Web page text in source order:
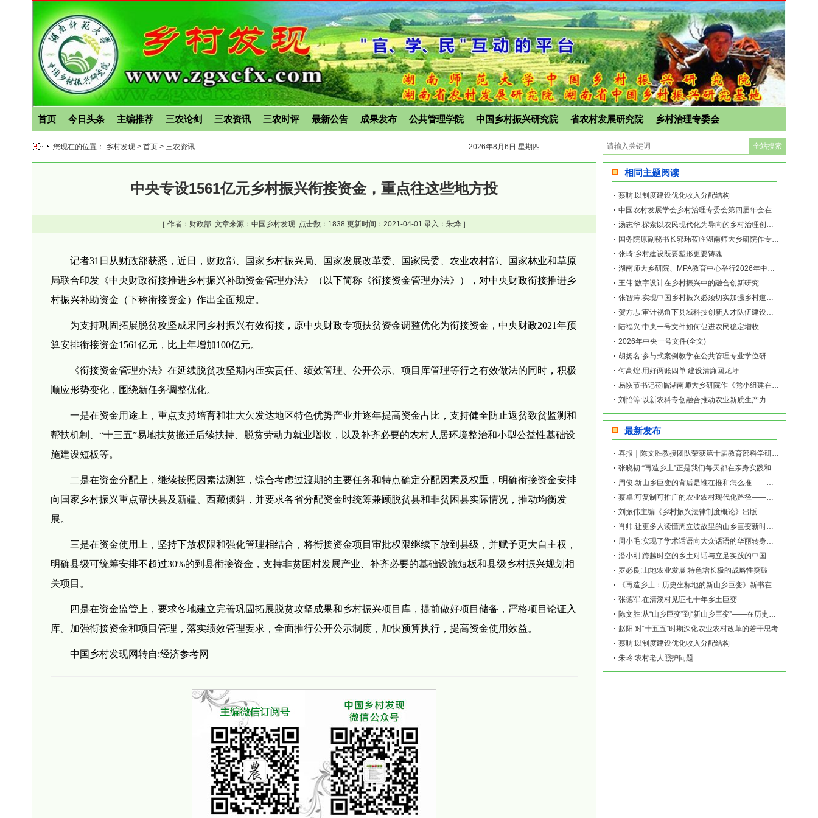
首页 今日头条 主编推荐 三农论剑 三农资讯 三农时评 最新公告 成果发布 公共管理学院 中国乡村振兴研究院 省农村发展研究院 乡村治理专委会
您现在的位置： 乡村发现 > 首页 > 三农资讯 2026年8月6日 星期四
中央专设1561亿元乡村振兴衔接资金，重点往这些地方投
［ 作者： 财政部文章来源：中国乡村发现 点击数： 1838 更新时间：2021-04-01 录入：朱烨 ］
记者31日从财政部获悉，近日，财政部、国家乡村振兴局、国家发展改革委、国家民委、农业农村部、国家林业和草原
局联合印发《中央财政衔接推进乡村振兴补助资金管理办法》（以下简称《衔接资金管理办法》），对中央财政衔接推进乡
村振兴补助资金（下称衔接资金）作出全面规定。
为支持巩固拓展脱贫攻坚成果同乡村振兴有效衔接，原中央财政专项扶贫资金调整优化为衔接资金，中央财政2021年预
算安排衔接资金1561亿元，比上年增加100亿元。
《衔接资金管理办法》在延续脱贫攻坚期内压实责任、绩效管理、公开公示、项目库管理等行之有效做法的同时，积极
顺应形势变化，围绕新任务调整优化。
一是在资金用途上，重点支持培育和壮大欠发达地区特色优势产业并逐年提高资金占比，支持健全防止返贫致贫监测和
帮扶机制、“十三五”易地扶贫搬迁后续扶持、脱贫劳动力就业增收，以及补齐必要的农村人居环境整治和小型公益性基础设
施建设短板等。
二是在资金分配上，继续按照因素法测算，综合考虑过渡期的主要任务和特点确定分配因素及权重，明确衔接资金安排
向国家乡村振兴重点帮扶县及新疆、西藏倾斜，并要求各省分配资金时统筹兼顾脱贫县和非贫困县实际情况，推动均衡发
展。
三是在资金使用上，坚持下放权限和强化管理相结合，将衔接资金项目审批权限继续下放到县级，并赋予更大自主权，
明确县级可统筹安排不超过30%的到县衔接资金，支持非贫困村发展产业、补齐必要的基础设施短板和县级乡村振兴规划相
关项目。
四是在资金监管上，要求各地建立完善巩固拓展脱贫攻坚成果和乡村振兴项目库，提前做好项目储备，严格项目论证入
库。加强衔接资金和项目管理，落实绩效管理要求，全面推行公开公示制度，加快预算执行，提高资金使用效益。
中国乡村发现网转自:经济参考网
相同主题阅读
蔡昉:以制度建设优化收入分配结构
中国农村发展学会乡村治理专委会第四届年会在南宁举行
汤志华:探索以农民现代化为导向的乡村治理创新路径
国务院原副秘书长郭玮莅临湖南师大乡研院作专题讲座
张琦:乡村建设既要塑形更要铸魂
湖南师大乡研院、MPA教育中心举行2026年中央一号文件学习座谈会
王伟:数字设计在乡村振兴中的融合创新研究
张智涛:实现中国乡村振兴必须切实加强乡村道德建设
贺方志:审计视角下县域科技创新人才队伍建设路径探索
陆福兴:中央一号文件如何促进农民稳定增收
2026年中央一号文件(全文)
胡扬名:参与式案例教学在公共管理专业学位研究生培养中的应用研究
何高煌:用好两账四单 建设清廉回龙圩
易恢节书记莅临湖南师大乡研院作《党小组建在屋场上》专题讲座
刘怡等:以新农科专创融合推动农业新质生产力发展
最新发布
喜报｜陈文胜教授团队荣获第十届教育部科学研究优秀成果奖（人文社会科学）
张晓韧:“再造乡土”正是我们每天都在亲身实践和探索的事业——《再造乡土:历史坐标地的
周俊:新山乡巨变的背后是谁在推和怎么推——《再造乡土:历史坐标地的新山乡巨变》新书发
蔡卓:可复制可推广的农业农村现代化路径——《再造乡土:历史坐标地的新山乡巨变》新书发
刘振伟主编《乡村振兴法律制度概论》出版
肖帅:让更多人读懂周立波故里的山乡巨变新时代故事——《再造乡土:历史坐标地的新山乡巨
周小毛:实现了学术话语向大众话语的华丽转身——《再造乡土:历史坐标地的新山乡巨变》新
潘小刚:跨越时空的乡土对话与立足实践的中国故事——《再造乡土:历史坐标地的新山乡巨变
罗必良:山地农业发展:特色增长极的战略性突破
《再造乡土：历史坐标地的新山乡巨变》新书在赫山清溪村首发
张德军:在清溪村见证七十年乡土巨变
陈文胜:从“山乡巨变”到“新山乡巨变”——在历史坐标地观察中国乡村现代化
赵阳:对“十五五”时期深化农业农村改革的若干思考
蔡昉:以制度建设优化收入分配结构
朱玲:农村老人照护问题